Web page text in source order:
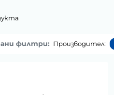
филтри: Производител: